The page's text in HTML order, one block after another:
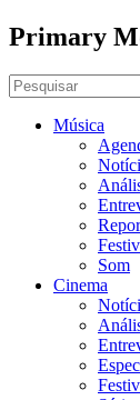
Primary
Música
Som
Cinema